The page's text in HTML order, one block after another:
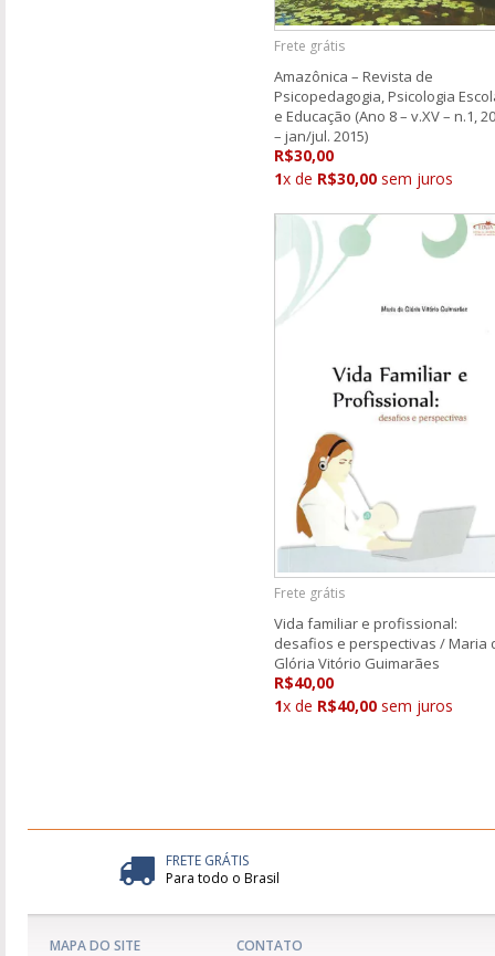
Frete grátis
Amazônica – Revista de
Psicopedagogia, Psicologia
e Educação (Ano 8 – v.XV – n.1,
– jan/jul. 2015)
R$30,00
1x de R$30,00 sem juros
Frete grátis
Vida familiar e profissional:
desafios e perspectivas / Maria
Glória Vitório Guimarães
R$40,00
1x de R$40,00 sem juros
FRETE GRÁTIS
Para todo o Brasil
MAPA DO SITE CONTATO